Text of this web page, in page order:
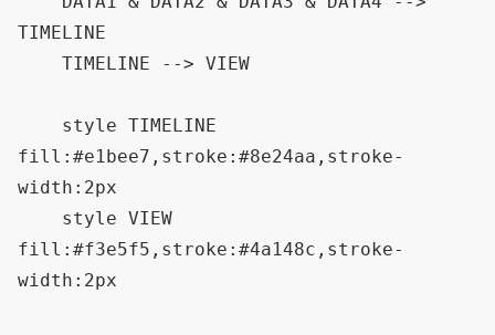
TIMELINE
fill:#e1bee7,stroke:#8e24aa,stroke-
width:2px
fill:#f3e5f5,stroke:#4a148c,stroke-